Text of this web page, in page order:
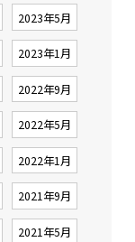
2023年5月
2023年1月
2022年9月
2022年5月
2022年1月
2021年9月
2021年5月